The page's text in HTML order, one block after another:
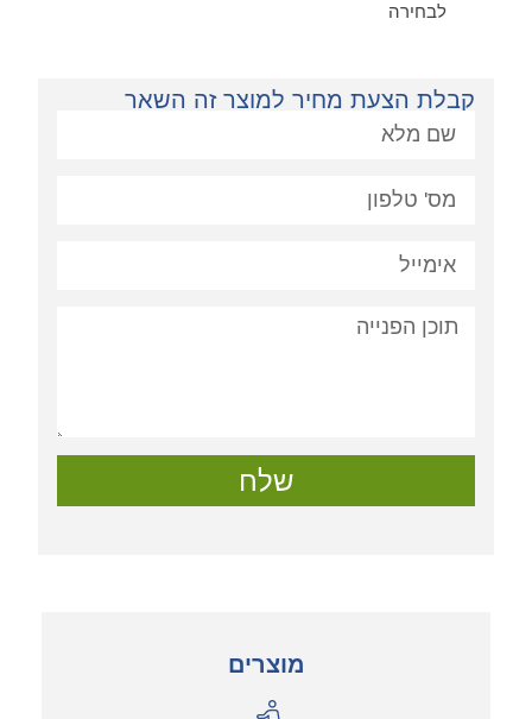
מוצרים
לבחירה
קבלת הצעת מחיר למוצר זה השאר
פניה:
שלח